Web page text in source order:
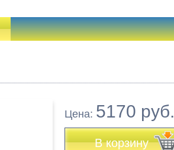
Цена: 5170 руб.
В корзину